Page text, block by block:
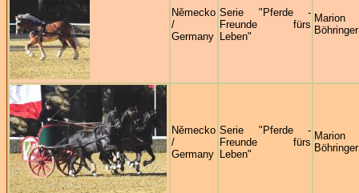
Německo
/
Germany
Serie "Pferde -
Freunde fürs
Leben"
Marion
Böhringer
Německo
/
Germany
Serie "Pferde -
Freunde fürs
Leben"
Marion
Böhringer